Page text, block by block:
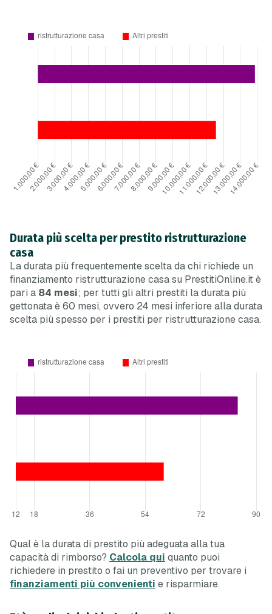
Durata più scelta per prestito ristrutturazione
casa
La durata più frequentemente scelta da chi richiede un
finanziamento ristrutturazione casa su PrestitiOnline.it è
pari a 84 mesi; per tutti gli altri prestiti la durata più
gettonata è 60 mesi, ovvero 24 mesi inferiorealla durata
scelta più spesso per i prestiti per ristrutturazione casa.
Qual è la durata di prestito più adeguata alla tua
capacità di rimborso? Calcola qui quanto puoi
richiedere in prestito o fai un preventivo per trovare i
finanziamenti più convenienti e risparmiare.